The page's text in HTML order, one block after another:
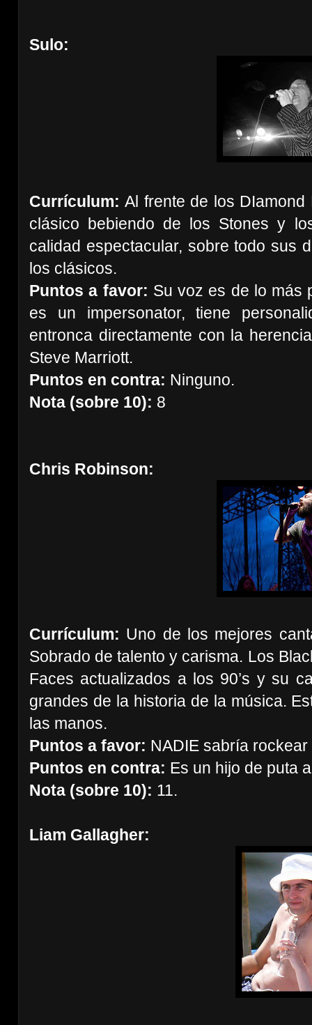
Sulo:
Currículum:Al frente de los
clásico bebiendo de los Stones y
calidad espectacular, sobre todo sus
los clásicos.
Puntos a favor: Su voz es de lo más
es un impersonator, tiene
entronca directamente con la
Steve Marriott.
Puntos en contra: Ninguno.
Nota (sobre 10): 8
Chris Robinson:
Currículum: Uno de los mejores
Sobrado de talento y carisma. Los
Faces actualizados a los 90’s y su
grandes de la historia de la música.
las manos.
Puntos a favor: NADIE sabría
Puntos en contra: Es un hijo de puta
Nota (sobre 10): 11.
Liam Gallagher: